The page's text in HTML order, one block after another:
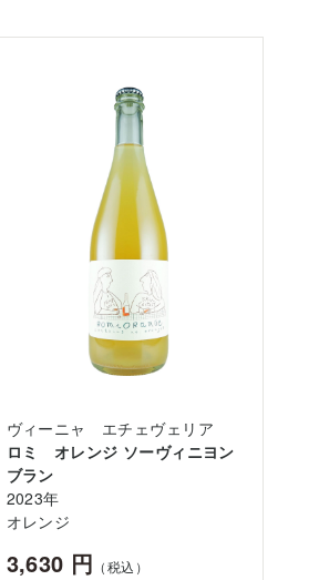
ヴィーニャ エチェヴェリア
ロミ オレンジ ソーヴィニヨン
ブラン
2023年
オレンジ
3,630 円 （税込）